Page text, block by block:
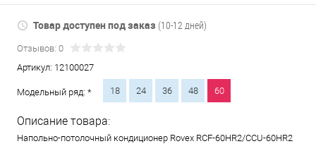
Товар доступен под заказ (10-12 дней)
Отзывов: 0
Артикул: 12100027
Модельный ряд: * 18 24 36 48 60
Описание товара:
Напольно-потолочный кондиционер Rovex RCF-60HR2/CCU-60HR2